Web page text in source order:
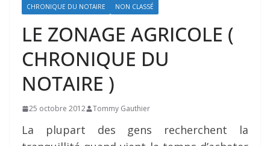
CHRONIQUE DU NOTAIRE NON CLASSÉ
LE ZONAGE AGRICOLE (
CHRONIQUE DU
NOTAIRE )
25 octobre 2012 Tommy Gauthier
La plupart des gens recherchent la